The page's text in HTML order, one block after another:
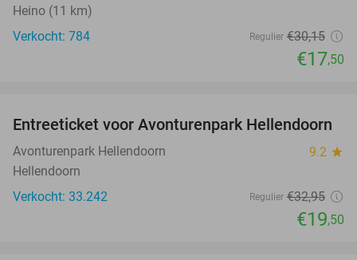
Heino (11 km)
Verkocht: 784
Regulier €30,15
€17,50
41%
Entreeticket voor Avonturenpark Hellendoorn
Avonturenpark Hellendoorn 9.2 star
Hellendoorn
Verkocht: 33.242
Regulier €32,95
€19,50